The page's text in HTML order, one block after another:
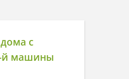
с
й машины